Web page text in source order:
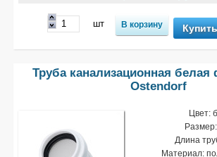
шт
Труба канализационная
Ostendorf
Цвет:
Длина
Материал: